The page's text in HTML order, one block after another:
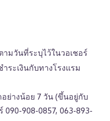
มวันที่ระบุไว้ในวอเชอร์
ระเงินกับทางโรงแรม
ย่างน้อย 7 วัน (ขึ้นอยู่กับ
908-0857, 063-893-